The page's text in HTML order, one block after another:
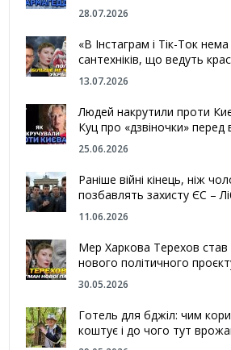
28.07.2026
«В Інстаграм і Тік-Ток
сантехніків, що ведуть
13.07.2026
Людей накрутили проти
Куц про «дзвіночки» перед
25.06.2026
Раніше війні кінець, ніж
позбавлять захисту ЄС –
11.06.2026
Мер Харкова Терехов
нового політичного
30.05.2026
Готель для бджіл: чим
коштує і до чого тут